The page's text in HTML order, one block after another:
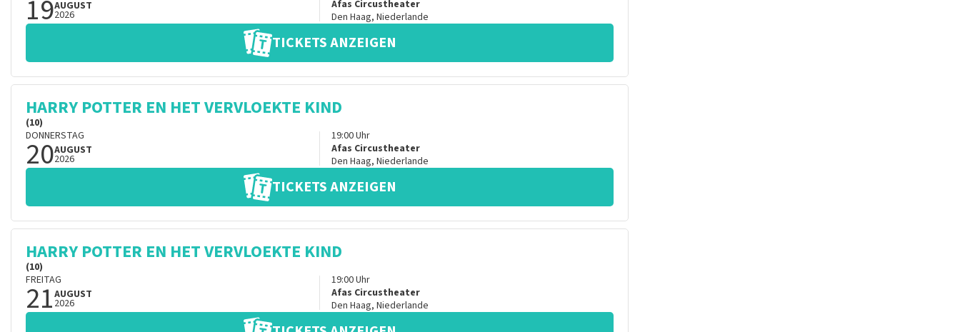
19AUGUST
2026
Afas Circustheater
Den Haag, Niederlande
TICKETS ANZEIGEN
HARRY POTTER EN HET VERVLOEKTE KIND
(10)
DONNERSTAG
20AUGUST
2026
19:00Uhr
Afas Circustheater
Den Haag, Niederlande
TICKETS ANZEIGEN
HARRY POTTER EN HET VERVLOEKTE KIND
(10)
FREITAG
21AUGUST
2026
19:00Uhr
Afas Circustheater
Den Haag, Niederlande